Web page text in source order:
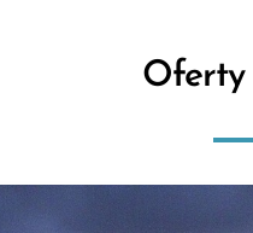
Oferty